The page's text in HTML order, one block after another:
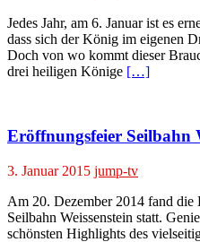
Jedes Jahr, am 6. Januar ist es
dass sich der König im eigenen
Doch von wo kommt dieser
drei heiligen Könige […]
Eröffnungsfeier Seilbahn
3. Januar 2015 jump-tv
Am 20. Dezember 2014 fand die
Seilbahn Weissenstein statt.
schönsten Highlights des